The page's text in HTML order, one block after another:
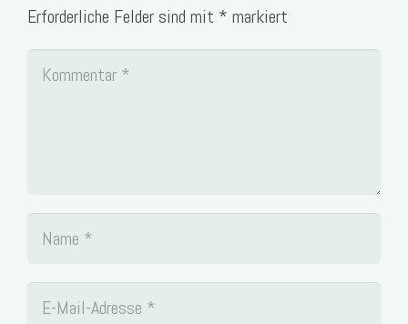
Erforderliche Felder sind mit * markiert